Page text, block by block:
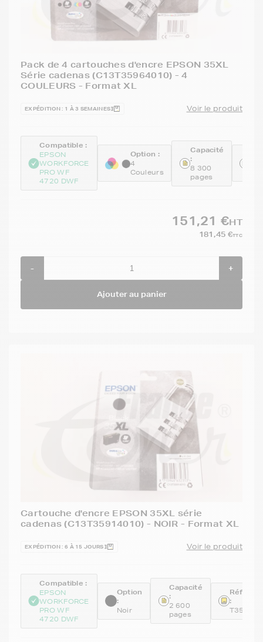
Pack de 4 cartouches d'encre EPSON 35XL
Série cadenas (C13T35964010) - 4
COULEURS - Format XL
EXPÉDITION : 1 À 3 SEMAINES Voir le produit
Compatible :
EPSON
WORKFORCE
PRO WF
4720 DWF
Option :
4
Couleurs
Capacité
:
8 300
pages
151,21 €HT
181,45 €TTC
- +
Ajouter au panier
Cartouche d'encre EPSON 35XL série
cadenas (C13T35914010) - NOIR - Format XL
EXPÉDITION : 6 À 15 JOURS Voir le produit
Compatible :
EPSON
WORKFORCE
PRO WF
4720 DWF
Option
:
Noir
Capacité
:
2 600
pages
:
T3591